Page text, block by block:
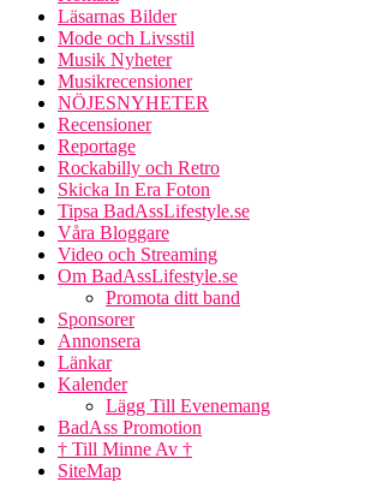
Läsarnas Bilder
Mode och Livsstil
Musik Nyheter
Musikrecensioner
NÖJESNYHETER
Recensioner
Reportage
Rockabilly och Retro
Skicka In Era Foton
Tipsa BadAssLifestyle.se
Våra Bloggare
Video och Streaming
Om BadAssLifestyle.se
Promota ditt band
Sponsorer
Annonsera
Länkar
Kalender
Lägg Till Evenemang
BadAss Promotion
† Till Minne Av †
SiteMap